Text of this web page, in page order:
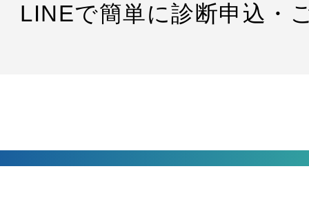
LINEで簡単に診断申込・